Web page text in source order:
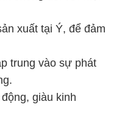
xuất tại Ý, để đảm
trung vào sự phát
giàu kinh